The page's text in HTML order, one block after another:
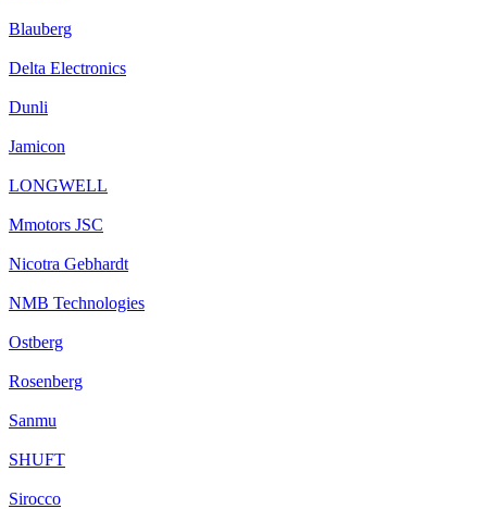
Blauberg
Delta Electronics
Dunli
Jamicon
LONGWELL
Mmotors JSC
Nicotra Gebhardt
NMB Technologies
Ostberg
Rosenberg
Sanmu
SHUFT
Sirocco